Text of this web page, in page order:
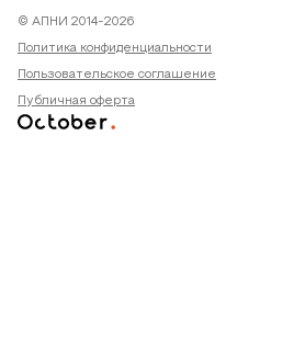
© АПНИ 2014-2026
Политика конфиденциальности
Пользовательское соглашение
Публичная оферта